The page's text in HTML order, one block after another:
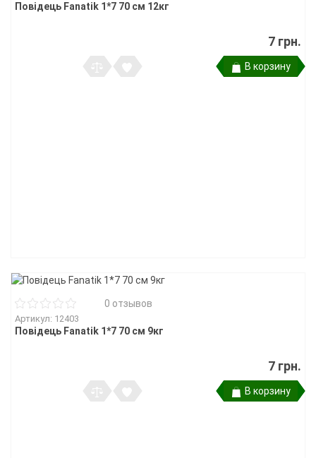
Повідець Fanatik 1*7 70 см 12кг
7 грн.
В корзину
0 отзывов
Артикул: 12403
Повідець Fanatik 1*7 70 см 9кг
7 грн.
В корзину